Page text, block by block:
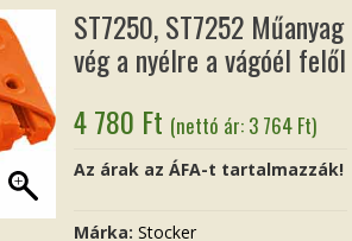
ST7250, ST7252 Műanyag
vég a nyélre a vágóél felől
4 780 Ft (nettó ár: 3 764 Ft)
Az árak az ÁFA-t tartalmazzák!
Márka:Stocker